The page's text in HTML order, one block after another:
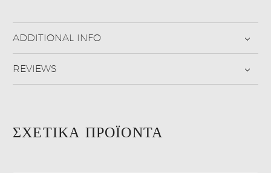
ADDITIONAL INFO
REVIEWS
ΣΧΕΤΙΚΆ ΠΡΟΪΌΝΤΑ